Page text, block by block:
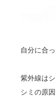
自分に合
紫外線は
シミの原